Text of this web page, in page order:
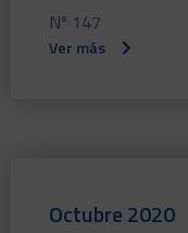
Nº 147
Ver más
Octubre 2020